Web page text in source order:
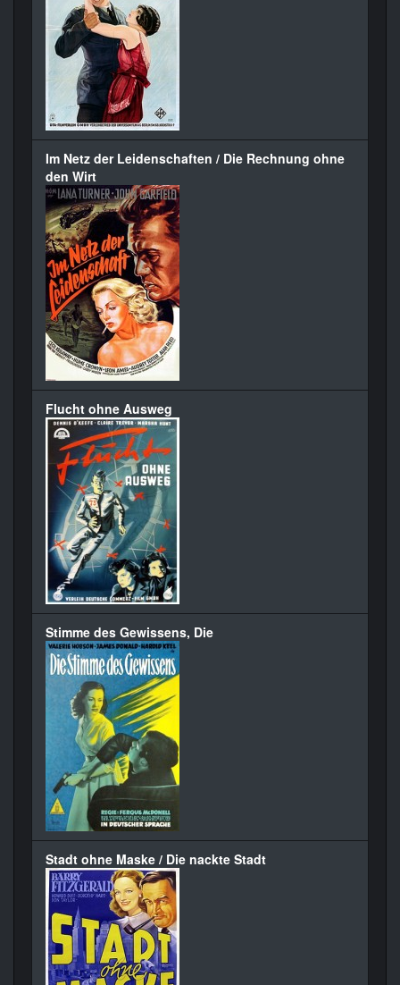
Im Netz der Leidenschaften / Die Rechnung ohne
den Wirt
Flucht ohne Ausweg
Stimme des Gewissens, Die
Stadt ohne Maske / Die nackte Stadt